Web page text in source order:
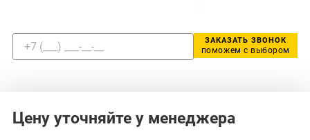
ЗАКАЗАТЬ ЗВОНОК
поможем с выбором
Цену уточняйте у менеджера